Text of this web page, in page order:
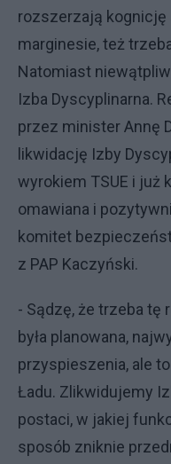
rozszerzają kognicję
marginesie, też
Natomiast
Izba Dyscyplinarna.
przez minister Annę
likwidację Izby
wyrokiem TSUE i już
omawiana i
komitet
z PAP Kaczyński.
- Sądzę, że trzeba tę
była planowana,
przyspieszenia, ale
Ładu. Zlikwidujemy
postaci, w jakiej
sposób zniknie